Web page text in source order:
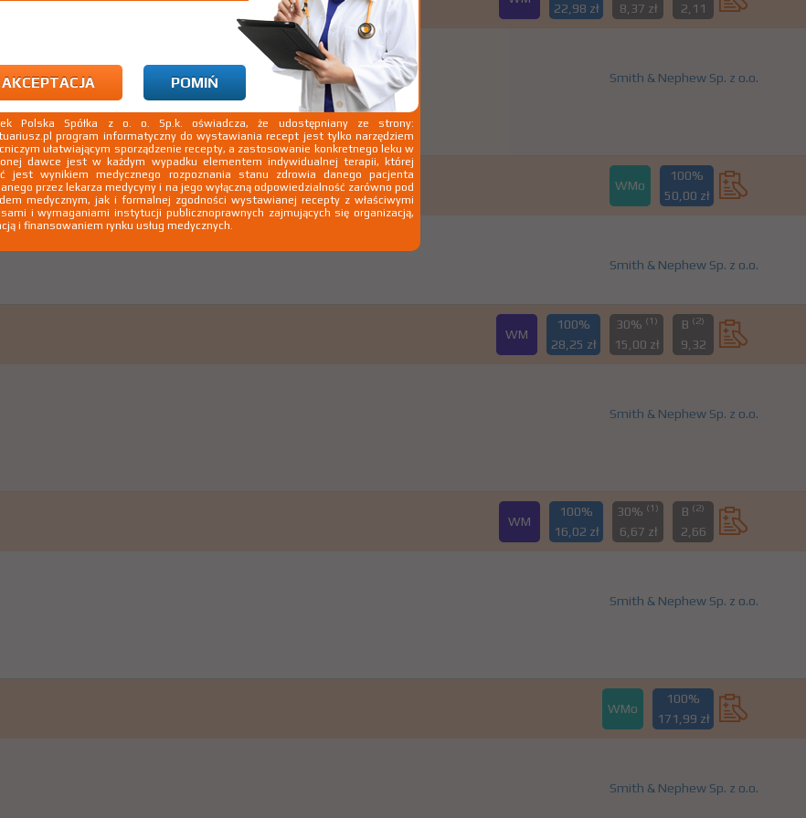
22,98 zł 8,37 zł 2,11
Smith & Nephew Sp. z o.o.
WMo
100%
50,00 zł
Smith & Nephew Sp. z o.o.
WM
100%
28,25 zł
30% (1)
15,00 zł
B (2)
9,32
Smith & Nephew Sp. z o.o.
WM
100%
16,02 zł
30% (1)
6,67 zł
B (2)
2,66
Smith & Nephew Sp. z o.o.
WMo
100%
171,99 zł
Smith & Nephew Sp. z o.o.
AKCEPTACJA POMIŃ
Polska Spółka z o. o. Sp.k. oświadcza, że udostępniany ze strony:
program informatyczny do wystawiania recept jest tylko narzędziem
ułatwiającym sporządzenie recepty, a zastosowanie konkretnego leku w
dawce jest w każdym wypadku elementem indywidualnej terapii, której
jest wynikiem medycznego rozpoznania stanu zdrowia danego pacjenta
przez lekarza medycyny i na jego wyłączną odpowiedzialność zarówno pod
medycznym, jak i formalnej zgodności wystawianej recepty z właściwymi
i wymaganiami instytucji publicznoprawnych zajmujących się organizacją,
i finansowaniem rynku usług medycznych.